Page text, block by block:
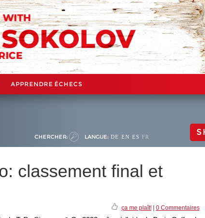
APPRENDRE ÉCHECS
CHERCHER: LANGUE: DE EN ES FR
classement final et
ça me plaît!| 0 Commentaires